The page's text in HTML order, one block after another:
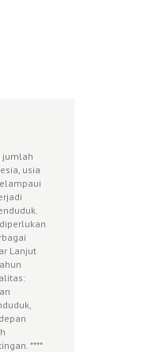
jumlah
usia
Lanjut
****